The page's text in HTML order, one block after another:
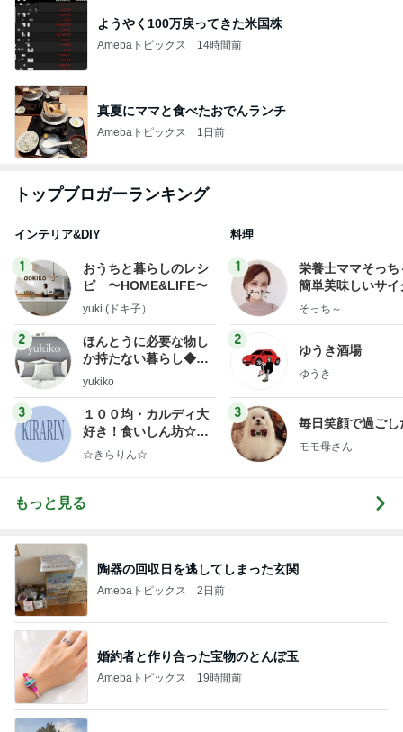
ようやく100万戻ってきた米国株
Amebaトピックス 14時間前
真夏にママと食べたおでんランチ
Amebaトピックス 1日前
トップブロガーランキング
インテリア&DIY
1
おうちと暮らしのレシ
ピ 〜HOME&LIFE〜
yuki (ドキ子）
2
ほんとうに必要な物し
か持たない暮らし◆Ke
ep Life Simple◆〜イ
yukiko
3
１００均・カルディ大
好き！食いしん坊☆き
らりん☆のブログ
☆きらりん☆
料理
1
栄養士ママそっち
簡単美味しいサイ
献立
そっち～
2
ゆうき酒場
ゆうき
3
毎日笑顔で過ごし
モモ母さん
もっと見る
陶器の回収日を逃してしまった玄関
Amebaトピックス 2日前
婚約者と作り合った宝物のとんぼ玉
Amebaトピックス 19時間前